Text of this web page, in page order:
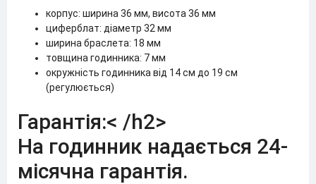
корпус: ширина 36 мм, висота 36 мм
циферблат: діаметр 32 мм
ширина браслета: 18 мм
товщина годинника: 7 мм
окружність годинника від 14 см до 19 см
(регулюється)
Гарантія:< /h2>
На годинник надається 24-
місячна гарантія.